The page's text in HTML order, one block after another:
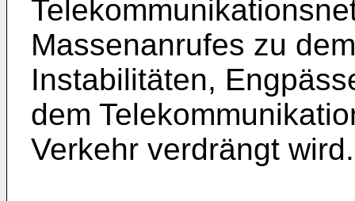
Massenanrufes zu
Instabilitäten,
dem
Verkehr verdrängt wird.